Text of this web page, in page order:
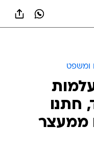
ומשפט
חתנו
ממעצר